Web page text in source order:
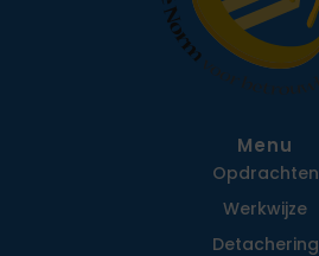
Menu
Opdrachten
Werkwijze
Detachering